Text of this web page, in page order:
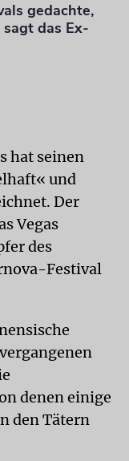
gedachte,
sagt das Ex-
hat seinen
und
Der
Vegas
des
Festival
denen einige
den Tätern